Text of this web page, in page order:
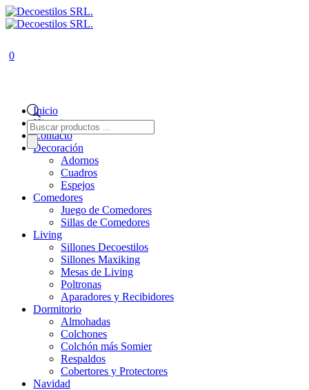
Búsqueda
de
productos
0
Inicio
Historia
Contacto
Decoración
Adornos
Cuadros
Espejos
Comedores
Juego de Comedores
Sillas de Comedores
Living
Sillones Decoestilos
Sillones Maxiking
Mesas de Living
Poltronas
Aparadores y Recibidores
Dormitorio
Almohadas
Colchones
Colchón más Somier
Respaldos
Cobertores y Protectores
Navidad